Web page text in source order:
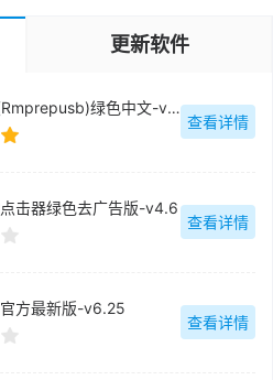
更新软件
U盘低格工具(Rmprepusb)绿色中文-v2.1.744
查看详情
击器绿色去广告版-v4.6
查看详情
方最新版-v6.25
查看详情